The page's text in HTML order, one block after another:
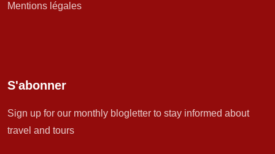
Mentions légales
S'abonner
Sign up for our monthly blogletter to stay informed about
travel and tours